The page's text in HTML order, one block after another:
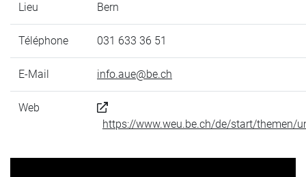
Lieu Bern
Téléphone 031 633 36 51
E-Mail info.aue@be.ch
Web
https://www.weu.be.ch/de/start/themen/